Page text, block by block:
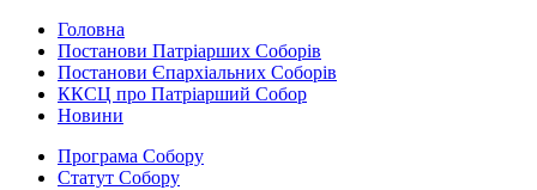
Головна
Постанови Патріарших Соборів
Постанови Єпархіальних Соборів
ККСЦ про Патріарший Собор
Новини
Програма Собору
Статут Собору